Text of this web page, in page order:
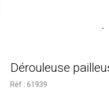
Dérouleuse
Réf : 61939